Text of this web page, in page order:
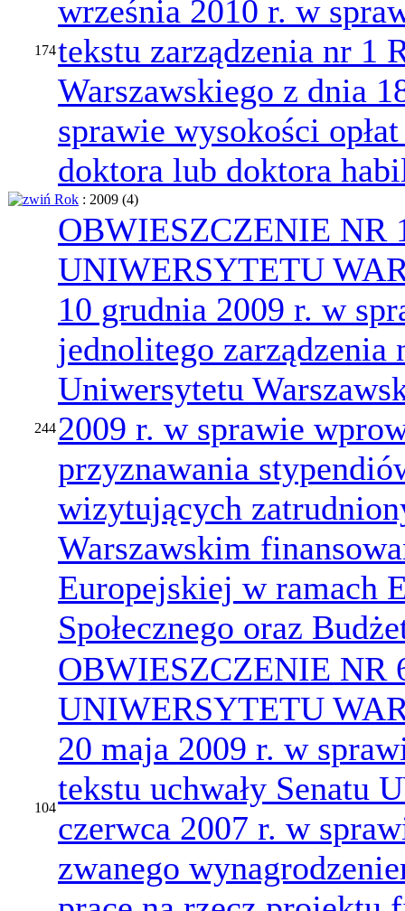
174
września 2010 r. w
tekstu zarządzenia nr 1
Warszawskiego z dnia
sprawie wysokości
doktora lub doktora
Rok : 2009 ‎(4)
244
OBWIESZCZENIE NR
UNIWERSYTETU
10 grudnia 2009 r. w
jednolitego zarządzenia
Uniwersytetu
2009 r. w sprawie
przyznawania
wizytujących
Warszawskim
Europejskiej w ramach
Społecznego oraz
104
OBWIESZCZENIE NR
UNIWERSYTETU
20 maja 2009 r. w
tekstu uchwały Senatu
czerwca 2007 r. w
zwanego